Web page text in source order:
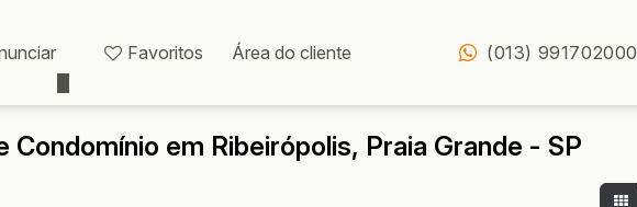
Favoritos Área do cliente (013) 991702000
Condomínio em Ribeirópolis, Praia Grande - SP